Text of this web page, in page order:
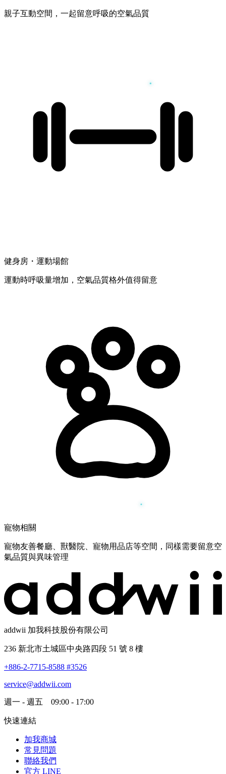
親子互動空間，一起留意呼吸的空氣品質
健身房・運動場館
運動時呼吸量增加，空氣品質格外值得留意
寵物相關
寵物友善餐廳、獸醫院、寵物用品店等空間，同樣需要留意空
氣品質與異味管理
addwii 加我科技股份有限公司
236 新北市土城區中央路四段 51 號 8 樓
+886-2-7715-8588 #3526
service@addwii.com
週一 - 週五 09:00 - 17:00
快速連結
加我商城
常見問題
聯絡我們
官方 LINE